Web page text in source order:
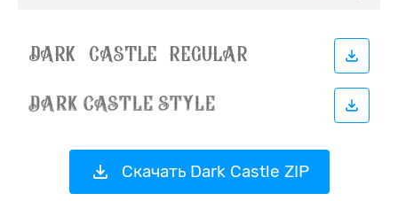
Скачать Dark Castle ZIP